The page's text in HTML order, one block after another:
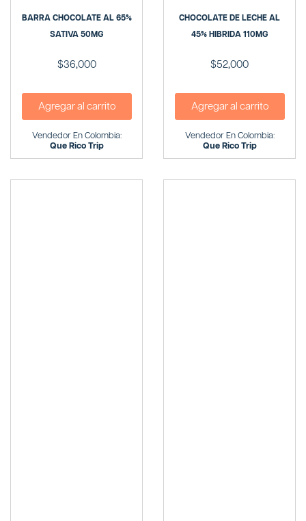
BARRA CHOCOLATE AL 65%
SATIVA 50MG
$36,000
Agregar al carrito
Vendedor En Colombia:
Que Rico Trip
CHOCOLATE DE LECHE AL
45% HIBRIDA 110MG
$52,000
Agregar al carrito
Vendedor En Colombia:
Que Rico Trip